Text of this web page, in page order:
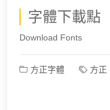
字體下載點
Download Fonts
方正字體 方正